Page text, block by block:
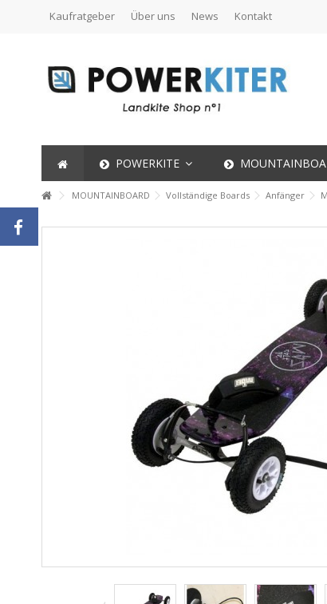
Kaufratgeber Über uns News Kontakt
POWERKITE
MOUNTAINBOARD Vollständige Boards Anfänger